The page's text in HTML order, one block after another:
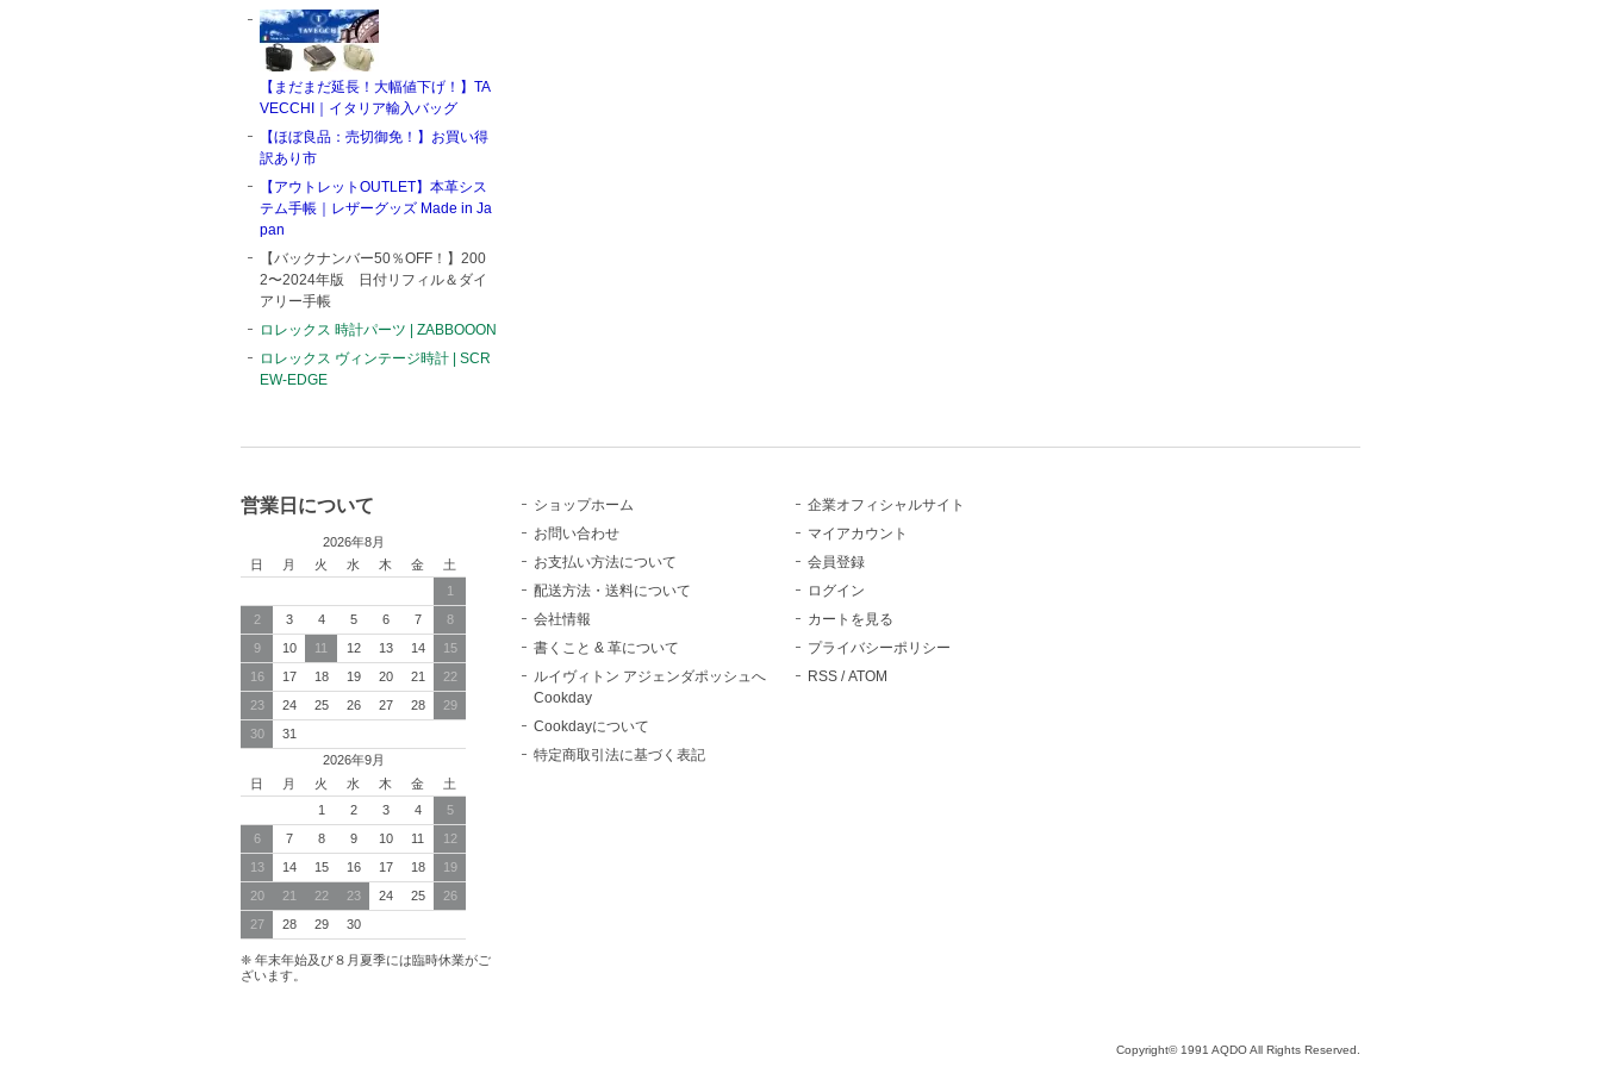
【まだまだ延長！大幅値下げ！】TA
VECCHI｜イタリア輸入バッグ
【ほぼ良品：売切御免！】お買い得
訳あり市
【アウトレットOUTLET】本革シス
テム手帳｜レザーグッズ Made in Ja
pan
【バックナンバー50％OFF！】200
2〜2024年版 日付リフィル＆ダイ
アリー手帳
ロレックス 時計パーツ | ZABBOOON
ロレックス ヴィンテージ時計 | SCR
EW-EDGE
営業日について
2026年8月
日
月 火 水 木 金
土
1
2
3 4 5 6 7
8
9
10 11 12 13 14
15
16
17 18 19 20 21
22
23
24 25 26 27 28
29
30
31
2026年9月
日
月 火 水 木 金
土
1
2 3 4
5
6
7 8 9 10 11
12
13
14 15 16 17 18
19
20
21 22 23 24 25
26
27
28 29 30
❈ 年末年始及び８月夏季には臨時休業がご
ざいます。
ショップホーム
お問い合わせ
お支払い方法について
配送方法・送料について
会社情報
書くこと & 革について
ルイヴィトン アジェンダポッシュへ
Cookday
Cookdayについて
特定商取引法に基づく表記
企業オフィシャルサイト
マイアカウント
会員登録
ログイン
カートを見る
プライバシーポリシー
RSS /ATOM
Copyright© 1991 AQDO All Rights Reserved.